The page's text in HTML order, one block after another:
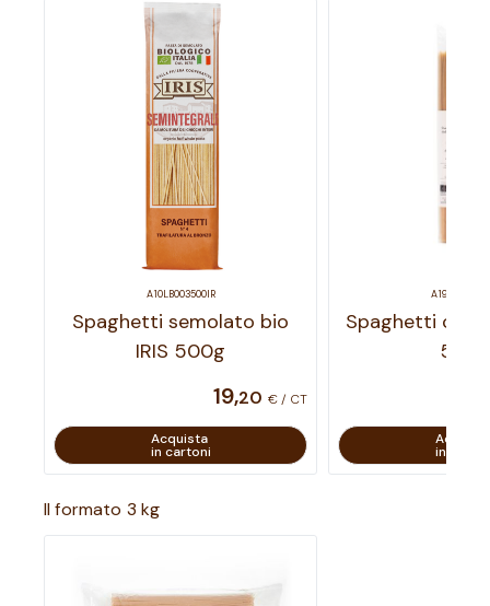
A10LB003500IR
Spaghetti semolato bio
IRIS 500g
19,20 € / CT
Acquista
in cartoni
Spaghetti
500g
in
Il formato 3 kg